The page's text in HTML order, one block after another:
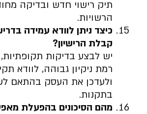
תיק רישוי חדש ובדיקה
הרשויות.
כיצד ניתן לוודא עמידה
קבלת הרישיון?
יש לבצע בדיקות
רמת ניקיון גבוהה, לוודא
ולעדכן את העסק בהתאם
בתקנות.
מהם הסיכונים בהפעלת